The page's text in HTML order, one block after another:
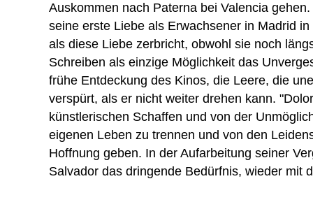
Auskommen nach Paterna bei Valencia
seine erste Liebe als Erwachsener in Madrid
als diese Liebe zerbricht, obwohl sie noch
Schreiben als einzige Möglichkeit das
frühe Entdeckung des Kinos, die Leere, die
verspürt, als er nicht weiter drehen kann.
künstlerischen Schaffen und von der
eigenen Leben zu trennen und von den
Hoffnung geben. In der Aufarbeitung seiner
Salvador das dringende Bedürfnis, wieder mit